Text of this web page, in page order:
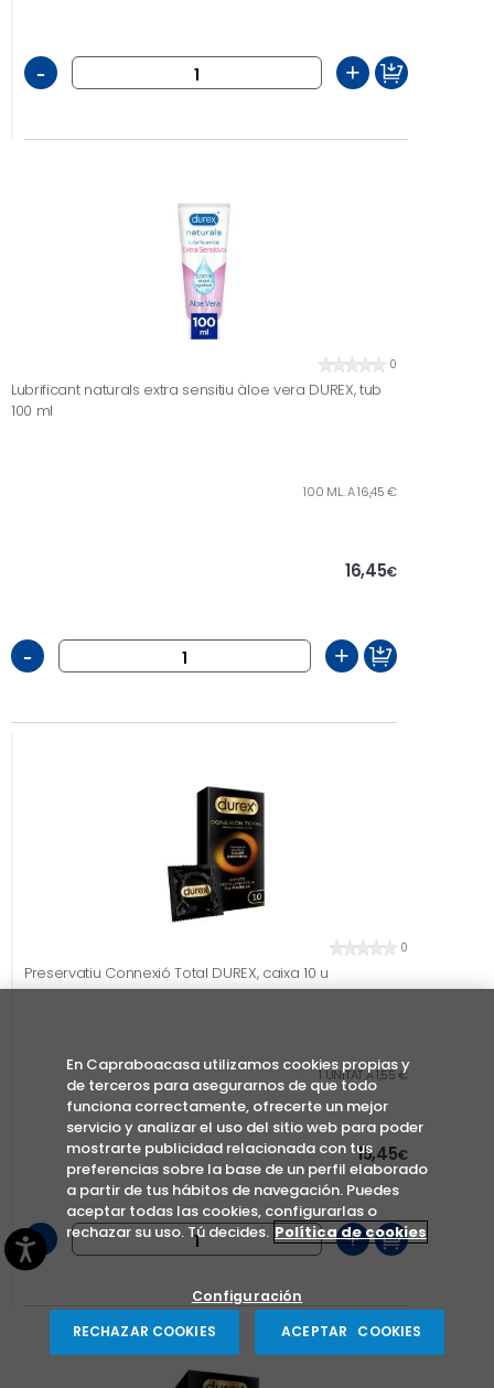
- +
0
Lubrificant naturals extra sensitiu àloe vera DUREX, tub
100 ml
100 ML. A 16,45 €
16,45€
- +
0
Preservatiu Connexió Total DUREX, caixa 10 u
1 UNITAT A 1,55 €
15,45€
- +
En Capraboacasa utilizamos cookies propias y
de terceros para asegurarnos de que todo
funciona correctamente, ofrecerte un mejor
servicio y analizar el uso del sitio web para poder
mostrarte publicidad relacionada con tus
preferencias sobre la base de un perfil elaborado
a partir de tus hábitos de navegación. Puedes
aceptar todas las cookies, configurarlas o
rechazar su uso. Tú decides. Política de cookies
Configuración
RECHAZAR COOKIES
ACEPTAR COOKIES